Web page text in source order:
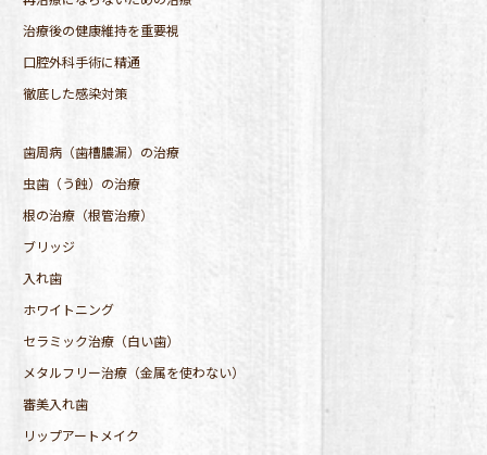
治療後の健康維持を重要視
口腔外科手術に精通
徹底した感染対策
歯周病（歯槽膿漏）の治療
虫歯（う蝕）の治療
根の治療（根管治療）
ブリッジ
入れ歯
ホワイトニング
セラミック治療（白い歯）
メタルフリー治療（金属を使わない）
審美入れ歯
リップアートメイク